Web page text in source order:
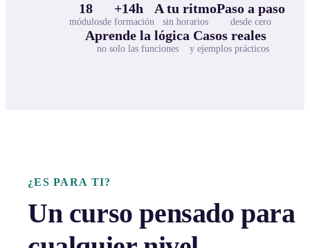
18
módulos
+14h
de formación
A tu ritmo
sin horarios
Paso a paso
desde cero
Aprende la lógica
no solo las funciones
Casos reales
y ejemplos prácticos
¿ES PARA TI?
Un curso pensado para